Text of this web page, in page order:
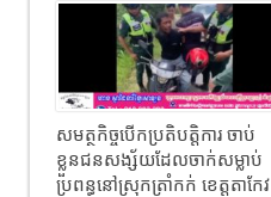
សមត្ថកិច្ចបើកប្រតិបត្តិការ ចាប់
ខ្លួនជនសង្ស័យដែលចាក់សម្លាប់
ប្រពន្ធនៅស្រុកត្រាំកក់ ខេត្តតាកែវ